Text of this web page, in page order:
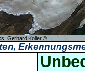
Gerhard Koller ©